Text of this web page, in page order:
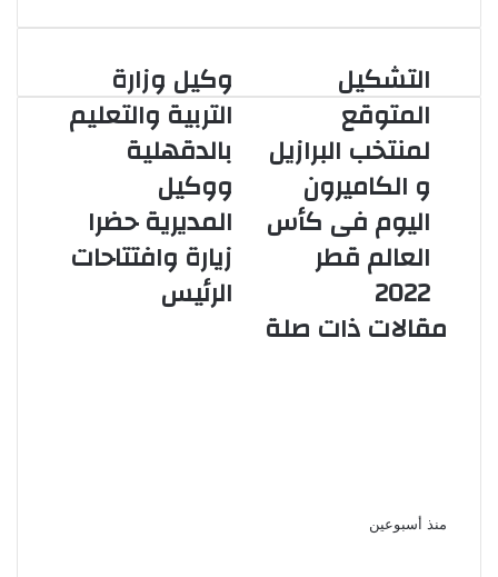
وكيل
وزارة
التربية
والتعليم
بالدقهلية
ووكيل
المديرية
حضرا
زيارة
وافتتاحات
الرئيس
وكيل وزارة
التربية والتعليم
بالدقهلية
ووكيل
المديرية حضرا
زيارة وافتتاحات
الرئيس
التشكيل
المتوقع
لمنتخب
البرازيل
الكاميرون
اليوم
فى
كأس
العالم
قطر
2022
التشكيل
المتوقع
لمنتخب البرازيل
و الكاميرون
اليوم فى كأس
العالم قطر
2022
مقالات ذات صلة
منذ أسبوعين